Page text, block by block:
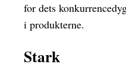
for dets
i produkterne.
Stark